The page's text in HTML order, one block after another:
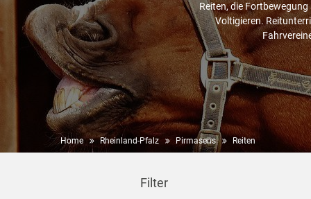
Reiten, die
Voltigieren.
Home Rheinland-Pfalz Pirmasens Reiten
Filter